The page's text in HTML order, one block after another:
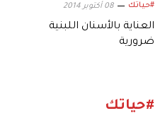
#حياتك 08 أكتوبر 2014
العناية بالأسنان اللبنية
ضرورية
#حياتك